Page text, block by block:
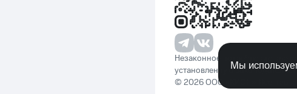
Незаконное потребление
установленную
© 2026 ООО «КИОН». Все права
Мы